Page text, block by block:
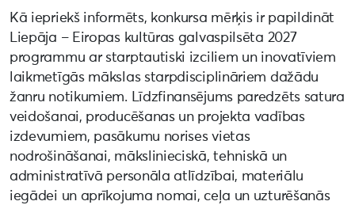
Kā iepriekš informēts, konkursa mērķis ir papildināt
Liepāja – Eiropas kultūras galvaspilsēta 2027
programmu ar starptautiski izciliem un inovatīviem
laikmetīgās mākslas starpdisciplināriem dažādu
žanru notikumiem. Līdzfinansējums paredzēts satura
veidošanai, producēšanas un projekta vadības
izdevumiem, pasākumu norises vietas
nodrošināšanai, mākslinieciskā, tehniskā un
administratīvā personāla atlīdzībai, materiālu
iegādei un aprīkojuma nomai, ceļa un uzturēšanās